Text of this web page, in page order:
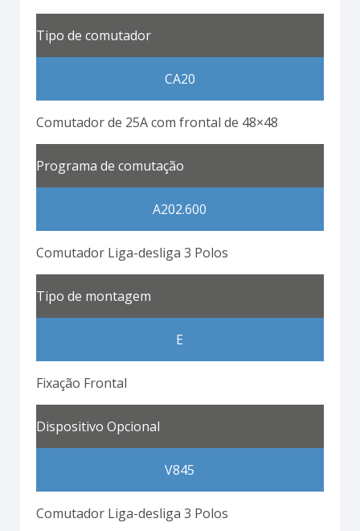
Tipo de comutador
CA20
Comutador de 25A com frontal de 48×48
Programa de comutação
A202.600
Comutador Liga-desliga 3 Polos
Tipo de montagem
E
Fixação Frontal
Dispositivo Opcional
V845
Comutador Liga-desliga 3 Polos